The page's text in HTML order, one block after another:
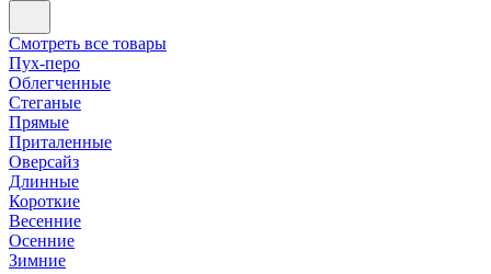
Смотреть все товары
Пух-перо
Облегченные
Стеганые
Прямые
Приталенные
Оверсайз
Длинные
Короткие
Весенние
Осенние
Зимние